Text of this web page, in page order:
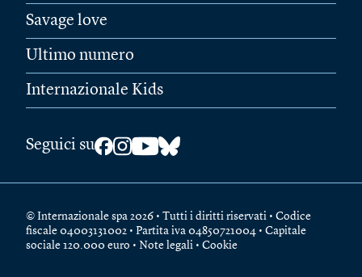
Savage love
Ultimo numero
Internazionale Kids
Seguici su
© Internazionale spa 2026 • Tutti i diritti riservati • Codice
fiscale 04003131002 • Partita iva 04850721004 • Capitale
sociale 120.000 euro • Note legali • Cookie